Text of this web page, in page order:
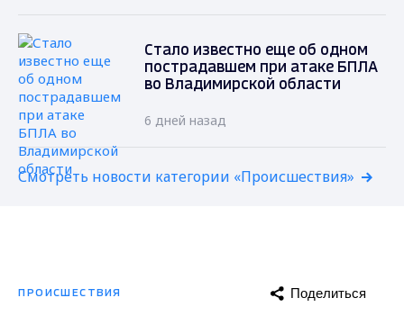
Стало известно еще об одном
пострадавшем при атаке БПЛА
во Владимирской области
6 дней назад
Смотреть новости категории «Происшествия»
ПРОИСШЕСТВИЯ Поделиться